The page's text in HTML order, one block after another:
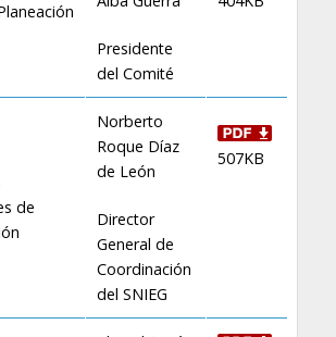
Presidente
del Comité
de
Norberto
Roque Díaz
de León
507KB
Director
General de
Coordinación
del SNIEG